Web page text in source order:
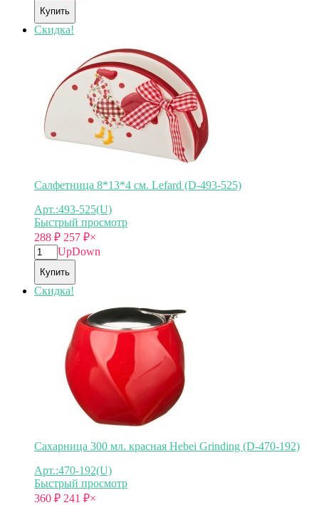
Купить
Скидка!
Салфетница 8*13*4 см. Lefard (D-493-525)
Арт.:493-525(U)
Быстрый просмотр
288 ₽ 257 ₽×
UpDown
Купить
Скидка!
Сахарница 300 мл. красная Hebei Grinding (D-470-192)
Арт.:470-192(U)
Быстрый просмотр
360 ₽ 241 ₽×